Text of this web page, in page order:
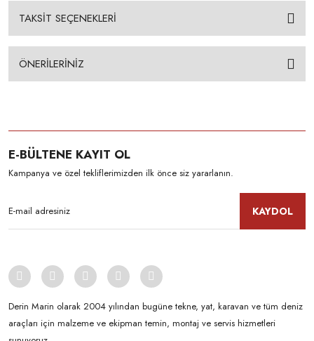
TAKSİT SEÇENEKLERİ
ÖNERİLERİNİZ
E-BÜLTENE KAYIT OL
Kampanya ve özel tekliflerimizden ilk önce siz yararlanın.
KAYDOL
Derin Marin olarak 2004 yılından bugüne tekne, yat, karavan ve tüm deniz
araçları için malzeme ve ekipman temin, montaj ve servis hizmetleri